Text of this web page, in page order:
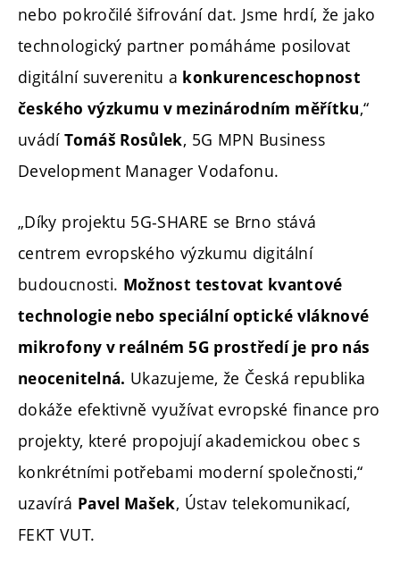
nebo pokročilé šifrování dat. Jsme hrdí, že jako
technologický partner pomáháme posilovat
digitální suverenitu a konkurenceschopnost
českého výzkumu v mezinárodním měřítku,“
uvádíTomáš Rosůlek, 5G MPN Business
Development Manager Vodafonu.
„Díky projektu 5G-SHARE se Brno stává
centrem evropského výzkumu digitální
budoucnosti. Možnost testovat kvantové
technologie nebo speciální optické vláknové
mikrofony v reálném 5G prostředí je pro nás
neocenitelná. Ukazujeme, že Česká republika
dokáže efektivně využívat evropské finance pro
projekty, které propojují akademickou obec s
konkrétními potřebami moderní společnosti,“
uzavírá Pavel Mašek, Ústav telekomunikací,
FEKT VUT.